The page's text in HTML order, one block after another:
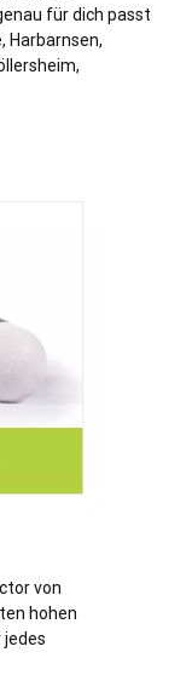
für dich passt
Harbarnsen,
von
hohen